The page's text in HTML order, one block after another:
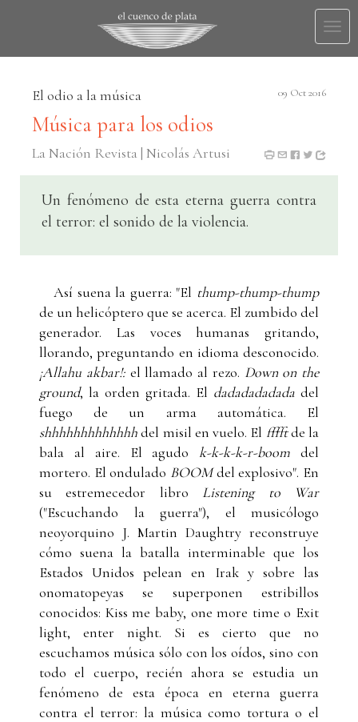
El odio a la música 09 Oct 2016
Música para los odios
La Nación Revista | Nicolás Artusi
Un fenómeno de esta eterna guerra contra
el terror: el sonido de la violencia.
Así suena la guerra: "El thump-thump-thump
de un helicóptero que se acerca. El zumbido del
generador. Las voces humanas gritando,
llorando, preguntando en idioma desconocido.
¡Allahu akbar!:el llamado al rezo. Down on the
ground, la orden gritada. El dadadadadada del
fuego de un arma automática. El
shhhhhhhhhhhhhdel misil en vuelo. El fffftde la
bala al aire. El agudok-k-k-k-r-boomdel
mortero. El ondulado BOOMdel explosivo". En
su estremecedor libro Listening to War
("Escuchando la guerra"), el musicólogo
neoyorquino J. Martin Daughtry reconstruye
cómo suena la batalla interminable que los
Estados Unidos pelean en Irak y sobre las
onomatopeyas se superponen estribillos
conocidos: Kiss me baby, one more time o Exit
light, enter night. Si es cierto que no
escuchamos música sólo con los oídos, sino con
todo el cuerpo, recién ahora se estudia un
fenómeno de esta época en eterna guerra
contra el terror: la música como tortura o el